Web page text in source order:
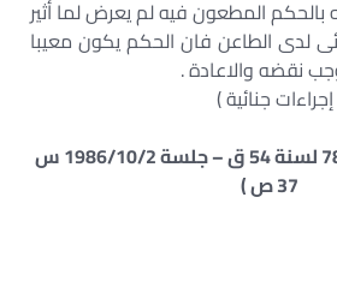
بالحكم المطعون فيه لم يعرض لما أثير
لدى الطاعن فان الحكم يكون معيبا
نقضه والاعادة .
( 681 الطعن رقم 7825 لسنة 54 ق – جلسة 1986/10/2 س
37 ص )